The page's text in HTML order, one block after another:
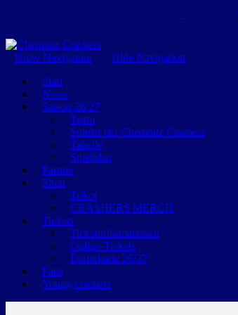
GEMEINSAM EINE LEIDENSCHAFT
Show Navigation
Hide Navigation
Start
News
Saison 26/27
Team
Spieler der Chemnitz Crashers
Tabelle
Spielplan
Partner
Shop
Trikot
CRASHERS MERCH
Tickets
Ticketinformationen
Online-Tickets
Dauerkarte 26/27
Fans
Young-crashers